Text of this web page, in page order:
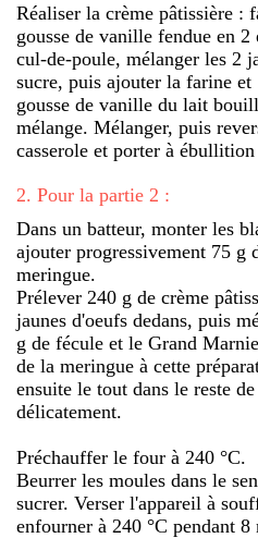
Réaliser la crème pâtissière
gousse de vanille fendue en 2
cul-de-poule, mélanger les 2
sucre, puis ajouter la farine
gousse de vanille du lait
mélange. Mélanger, puis
casserole et porter à ébullition
2. Pour la partie 2 :
Dans un batteur, monter les
ajouter progressivement 75 g
meringue.
Prélever 240 g de crème
jaunes d'oeufs dedans, puis
g de fécule et le Grand
de la meringue à cette
ensuite le tout dans le reste
délicatement.
Préchauffer le four à 240 °C.
Beurrer les moules dans le
sucrer. Verser l'appareil à
enfourner à 240 °C pendant 8